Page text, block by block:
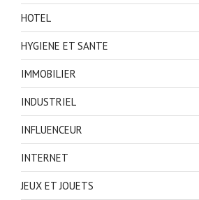
HOTEL
HYGIENE ET SANTE
IMMOBILIER
INDUSTRIEL
INFLUENCEUR
INTERNET
JEUX ET JOUETS